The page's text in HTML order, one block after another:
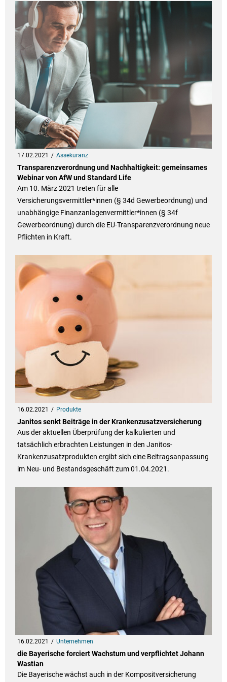
17.02.2021 Assekuranz
Transparenzverordnung und Nachhaltigkeit: gemeinsames
Webinar von AfW und Standard Life
Am 10. März 2021 treten für alle
Versicherungsvermittler*innen (§ 34d Gewerbeordnung) und
unabhängige Finanzanlagenvermittler*innen (§ 34f
Gewerbeordnung) durch die EU-Transparenzverordnung neue
Pflichten in Kraft.
16.02.2021 Produkte
Janitos senkt Beiträge in der Krankenzusatzversicherung
Aus der aktuellen Überprüfung der kalkulierten und
tatsächlich erbrachten Leistungen in den Janitos-
Krankenzusatzprodukten ergibt sich eine Beitragsanpassung
im Neu- und Bestandsgeschäft zum 01.04.2021.
16.02.2021 Unternehmen
die Bayerische forciert Wachstum und verpflichtet Johann
Wastian
Die Bayerische wächst auch in der Kompositversicherung